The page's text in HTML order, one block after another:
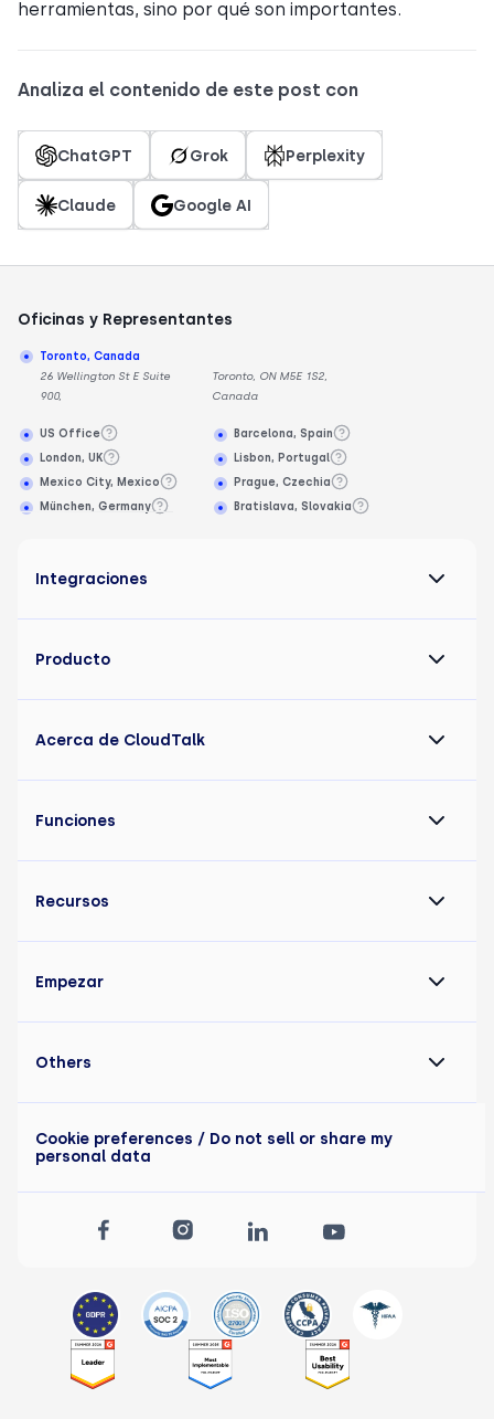
herramientas, sino por qué son importantes.
Analiza el contenido de este post con
ChatGPT Grok Perplexity
Claude Google AI
Oficinas y Representantes
Toronto, Canada
26 Wellington St E Suite
900,
Toronto, ON M5E 1S2,
Canada
US Office
London, UK
Mexico City, Mexico
München, Germany
Barcelona, Spain
Lisbon, Portugal
Prague, Czechia
Bratislava, Slovakia
Integraciones
Producto
Acerca de CloudTalk
Funciones
Recursos
Empezar
Others
Cookie preferences / Do not sell or share my
personal data